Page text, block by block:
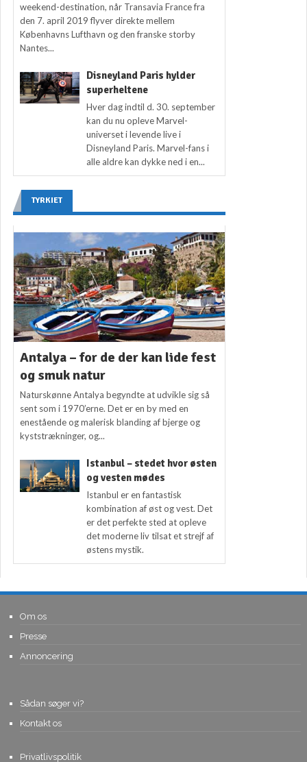
weekend-destination, når Transavia France fra
den 7. april 2019 flyver direkte mellem
Københavns Lufthavn og den franske storby
Nantes...
Disneyland Paris hylder
superheltene
Hver dag indtil d. 30. september
kan du nu opleve Marvel-
universet i levende live i
Disneyland Paris. Marvel-fans i
alle aldre kan dykke ned i en...
TYRKIET
Antalya – for de der kan lide fest
og smuk natur
Naturskønne Antalya begyndte at udvikle sig så
sent som i 1970’erne. Det er en by med en
enestående og malerisk blanding af bjerge og
kyststrækninger, og...
Istanbul – stedet hvor østen
og vesten mødes
Istanbul er en fantastisk
kombination af øst og vest. Det
er det perfekte sted at opleve
det moderne liv tilsat et strejf af
østens mystik.
Om os
Presse
Annoncering
Sådan søger vi?
Kontakt os
Privatlivspolitik